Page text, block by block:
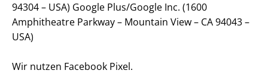
94304 – USA) Google Plus/Google Inc. (1600
Amphitheatre Parkway – Mountain View – CA 94043 –
USA)
Wir nutzen Facebook Pixel.